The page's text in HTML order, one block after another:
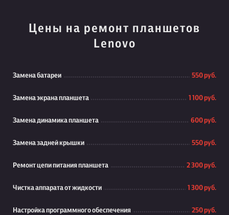
Цены на ремонт планшетов
Lenovo
Замена батареи 550 руб.
Замена экрана планшета 1 100 руб.
Замена динамика планшета 600 руб.
Замена задней крышки 550 руб.
Ремонт цепи питания планшета 2 300 руб.
Чистка аппарата от жидкости 1 300 руб.
Настройка программного обеспечения 250 руб.